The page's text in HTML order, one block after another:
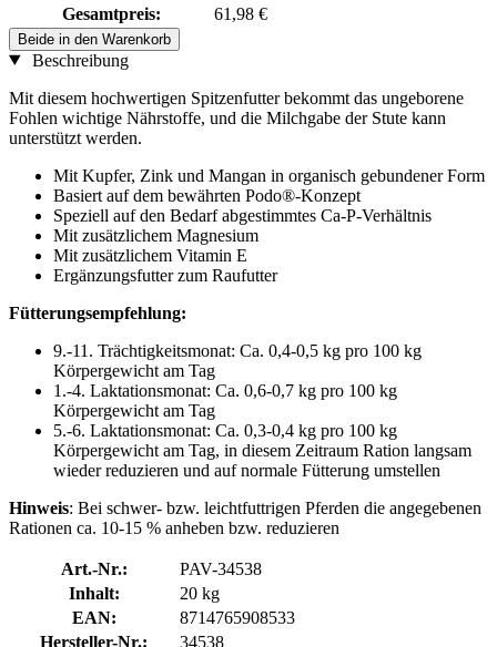
Gesamtpreis:
61,98 €
Beide in den Warenkorb
Beschreibung
Mit diesem hochwertigen Spitzenfutter bekommt das ungeborene
Fohlen wichtige Nährstoffe, und die Milchgabe der Stute kann
unterstützt werden.
Mit Kupfer, Zink und Mangan in organisch gebundener Form
Basiert auf dem bewährten Podo®-Konzept
Speziell auf den Bedarf abgestimmtes Ca-P-Verhältnis
Mit zusätzlichem Magnesium
Mit zusätzlichem Vitamin E
Ergänzungsfutter zum Raufutter
Fütterungsempfehlung:
9.-11. Trächtigkeitsmonat: Ca. 0,4-0,5 kg pro 100 kg
Körpergewicht am Tag
1.-4. Laktationsmonat: Ca. 0,6-0,7 kg pro 100 kg
Körpergewicht am Tag
5.-6. Laktationsmonat: Ca. 0,3-0,4 kg pro 100 kg
Körpergewicht am Tag, in diesem Zeitraum Ration langsam
wieder reduzieren und auf normale Fütterung umstellen
Hinweis: Bei schwer- bzw. leichtfuttrigen Pferden die angegebenen
Rationen ca. 10-15 % anheben bzw. reduzieren
Art.-Nr.:
PAV-34538
Inhalt:
20 kg
EAN:
8714765908533
Hersteller-Nr.:
34538